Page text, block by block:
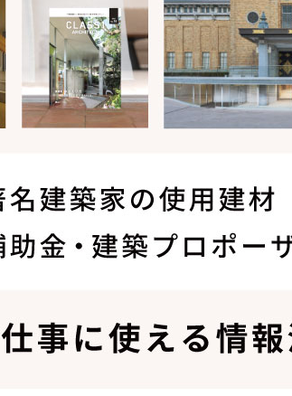
へ聞いた
ビューティ工業株式会社
の両方を実現